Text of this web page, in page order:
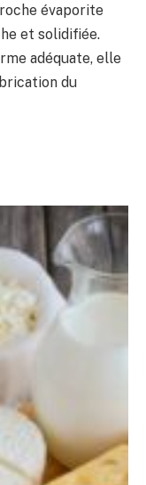
évaporite
et solidifiée.
adéquate, elle
du